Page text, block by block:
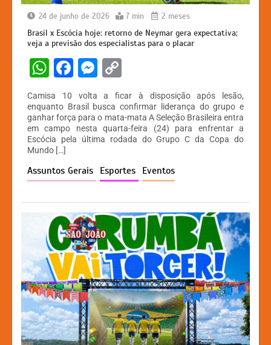
24 de junho de 2026 7 min 2 meses
Brasil x Escócia hoje: retorno de Neymar gera expectativa;
veja a previsão dos especialistas para o placar
W
at
s
A
p
p
F
c
e
b
o
o
k
M
s
s
e
n
g
er
p
y
Li
n
k
Camisa 10 volta a ficar à disposição após lesão,
enquanto Brasil busca confirmar liderança do grupo e
ganhar força para o mata-mata A Seleção Brasileira entra
em campo nesta quarta-feira (24) para enfrentar a
Escócia pela última rodada do Grupo C da Copa do
Mundo […]
Assuntos Gerais Esportes Eventos